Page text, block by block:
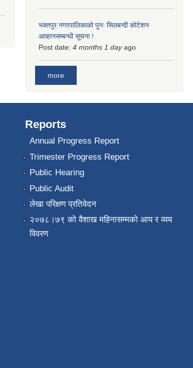
भक्तपुर नगरपालिकाको पुनः सिलबन्दी कोटेशन
आव्हानसम्बन्धी सूचना !
Post date: 4 months 1 dayago
more
Reports
Annual Progress Report
Trimester Progress Report
Public Hearing
Public Audit
लेखा परिक्षण प्रतिवेदन
२०७८।७९ को वैशाख महिनासम्मको आय र व्यय
विवरण